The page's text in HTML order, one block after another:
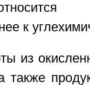
к
из